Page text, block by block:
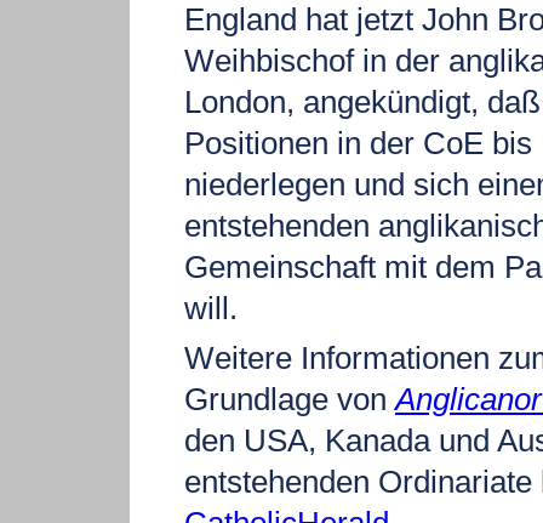
England hat jetzt John
Weihbischof in der
London, angekündigt,
Positionen in der CoE
niederlegen und sich
entstehenden
Gemeinschaft mit dem
will.
Weitere Informationen
Grundlage von
den USA, Kanada und
entstehenden Ordinariate